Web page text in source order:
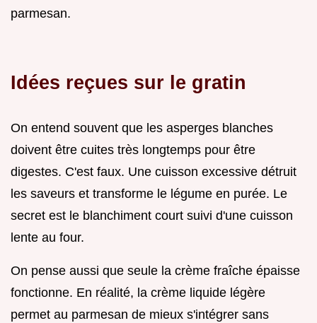
parmesan.
Idées reçues sur le gratin
On entend souvent que les asperges blanches
doivent être cuites très longtemps pour être
digestes. C'est faux. Une cuisson excessive détruit
les saveurs et transforme le légume en purée. Le
secret est le blanchiment court suivi d'une cuisson
lente au four.
On pense aussi que seule la crème fraîche épaisse
fonctionne. En réalité, la crème liquide légère
permet au parmesan de mieux s'intégrer sans